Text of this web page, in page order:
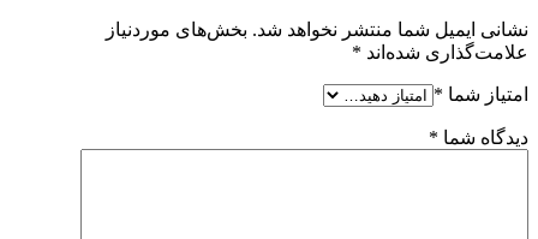
نشانی ایمیل شما منتشر نخواهد شد. بخش‌های موردنیاز
علامت‌گذاری شده‌اند *
امتیاز شما *
دیدگاه شما *